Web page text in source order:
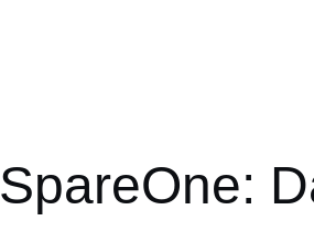
SpareOne: